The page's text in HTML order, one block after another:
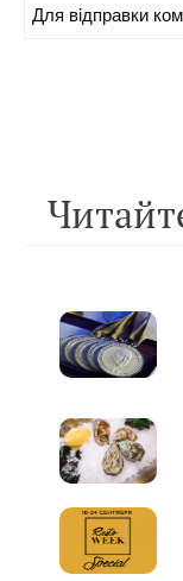
Для вiдправки